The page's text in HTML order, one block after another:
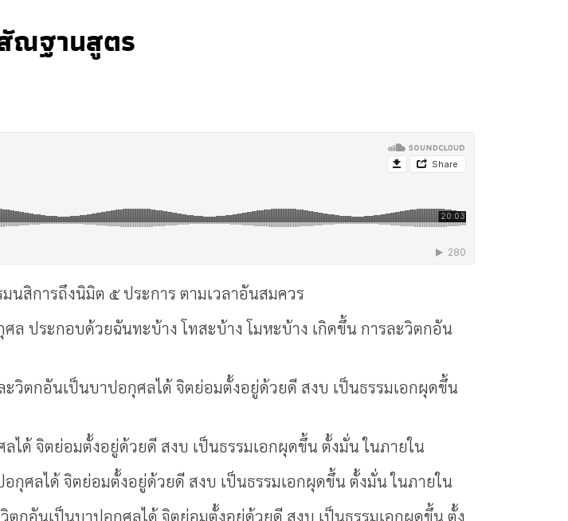
ณฐานสูตร
สิการถึงนิมิต ๕ ประการ ตามเวลาอันสมควร
ประกอบด้วยฉันทะบ้าง โทสะบ้าง โมหะบ้าง เกิดขึ้น การละวิตกอัน
ตกอันเป็นบาปอกุศลได้ จิตย่อมตั้งอยู่ด้วยดี สงบ เป็นธรรมเอกผุดขึ้น
ด้ จิตย่อมตั้งอยู่ด้วยดี สงบ เป็นธรรมเอกผุดขึ้น ตั้งมั่น ในภายใน
กุศลได้ จิตย่อมตั้งอยู่ด้วยดี สงบ เป็นธรรมเอกผุดขึ้น ตั้งมั่น ในภายใน
กอันเป็นบาปอกุศลได้ จิตย่อมตั้งอยู่ด้วยดี สงบ เป็นธรรมเอกผุดขึ้น ตั้ง